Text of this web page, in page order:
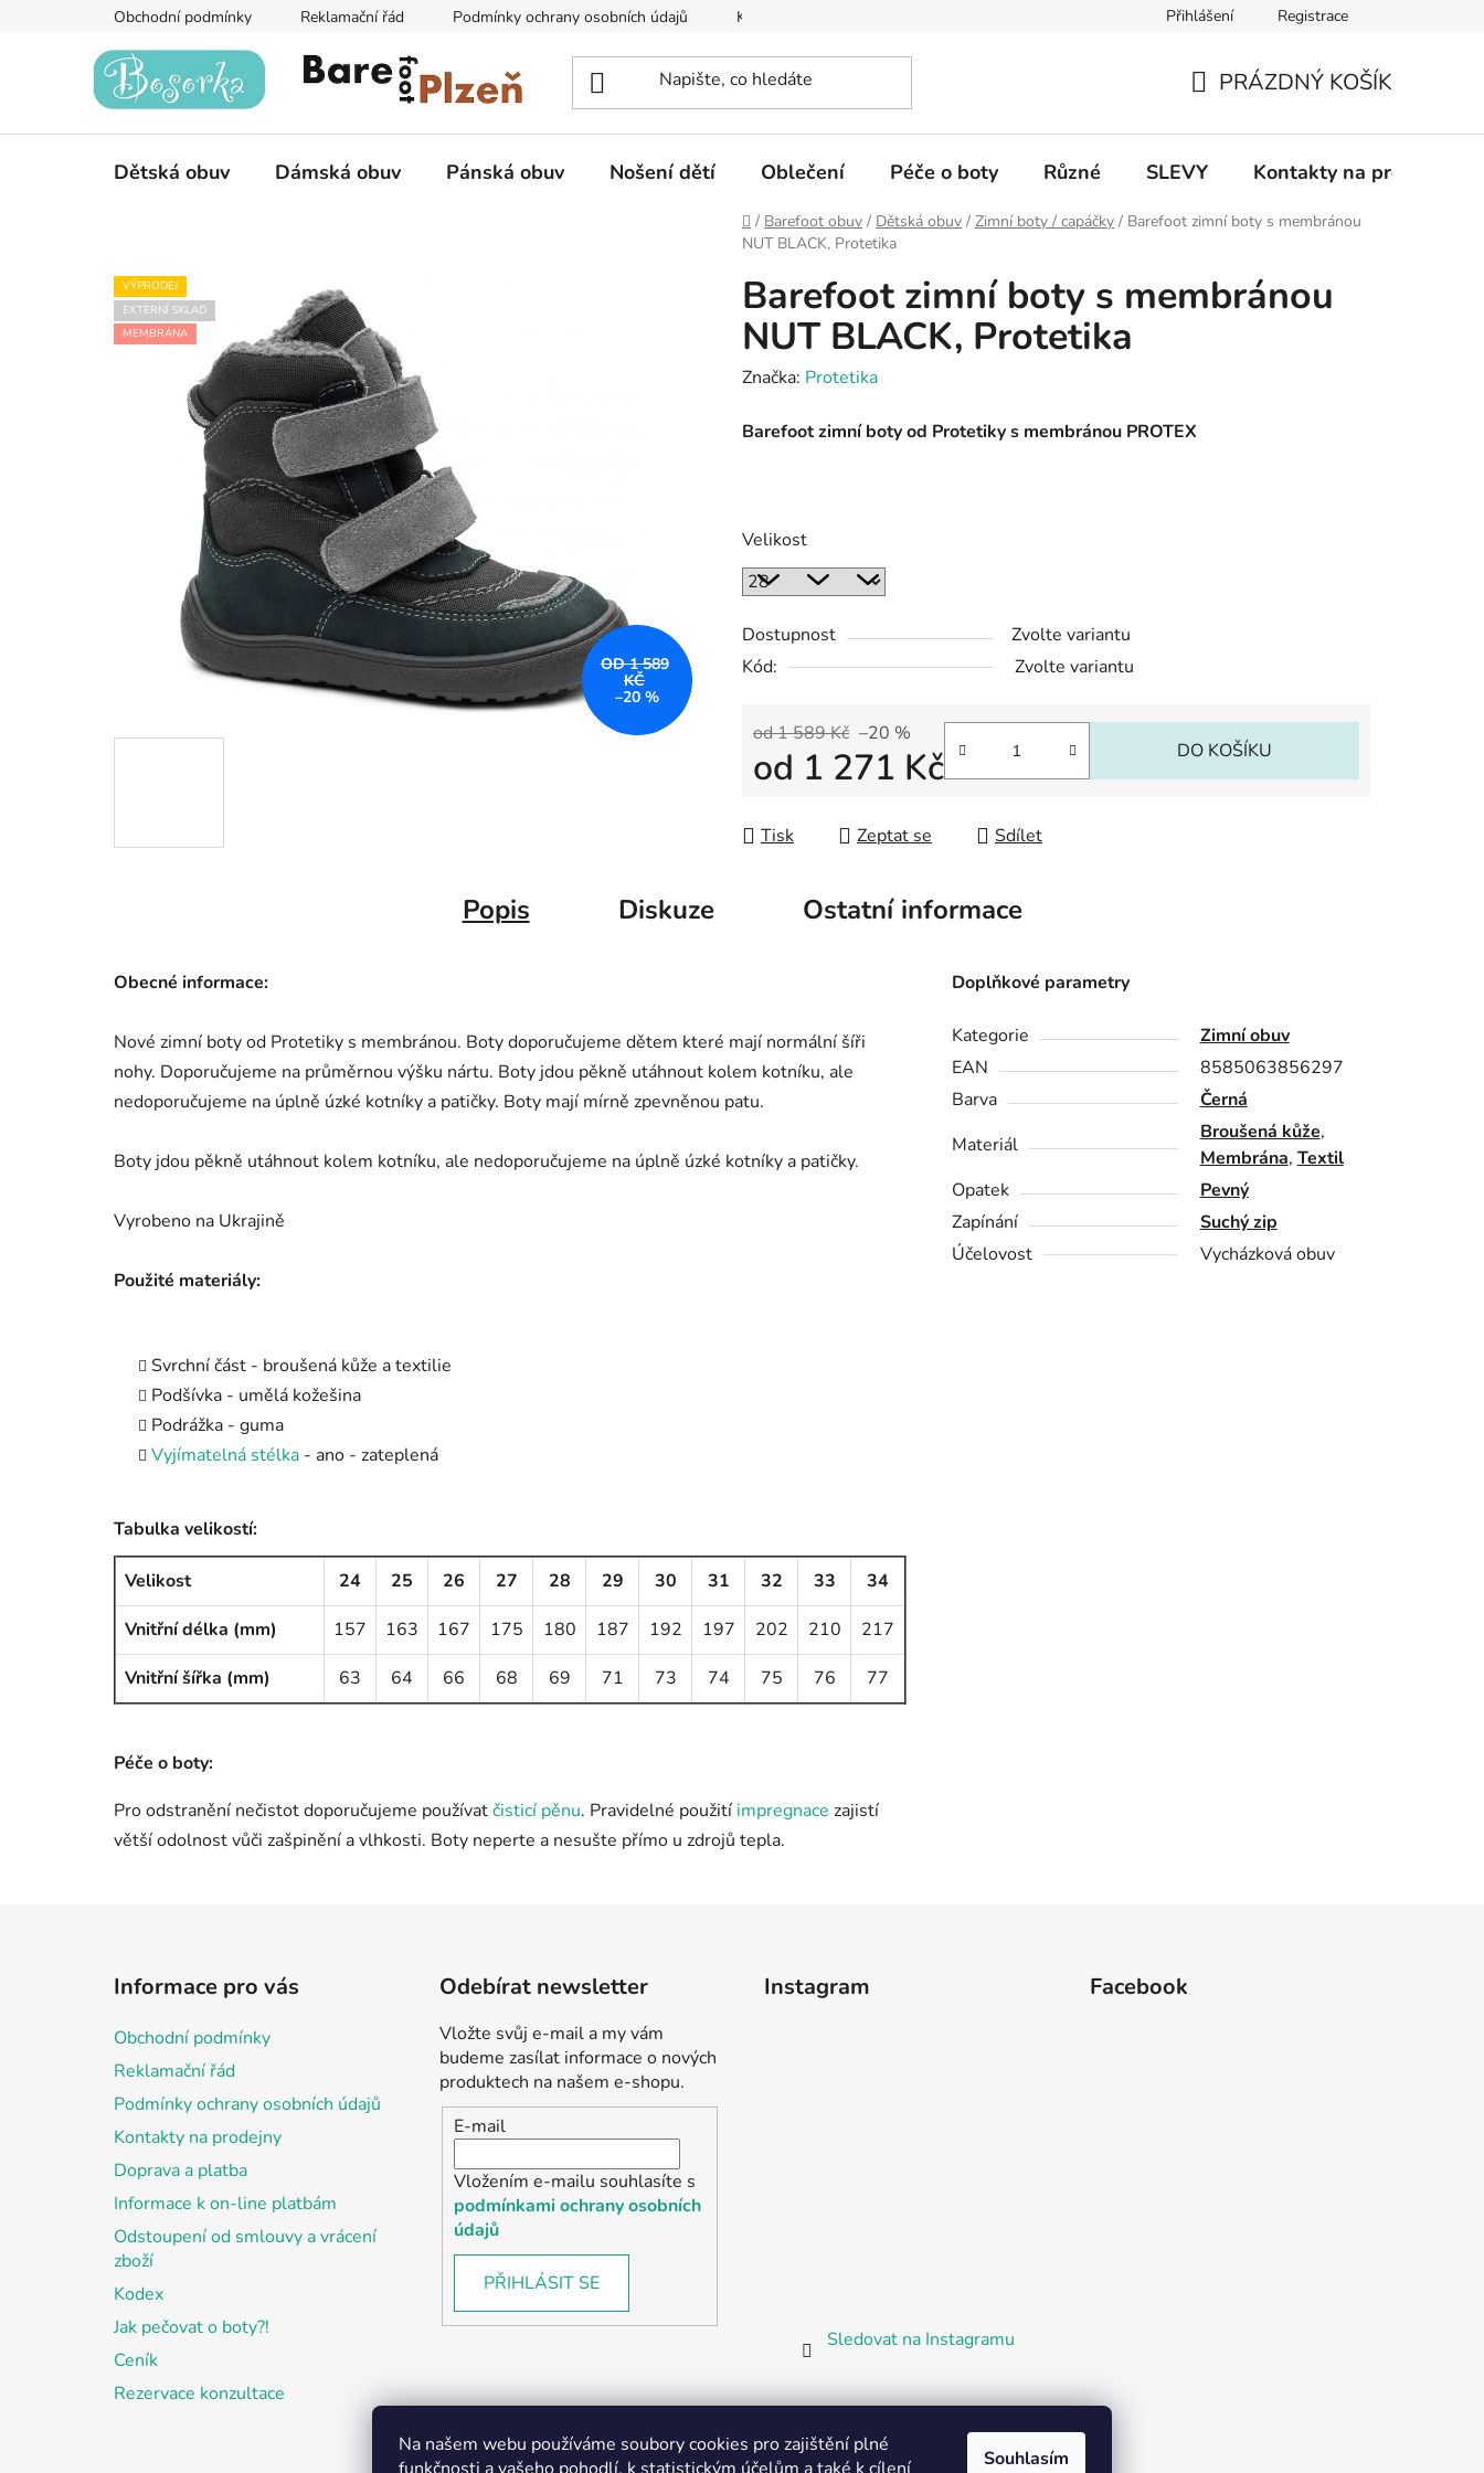
Na našem webu používáme soubory cookies pro zajištění plné
Souhlasím
Obchodní podmínky Reklamační řád Podmínky ochrany osobních údajů Kontakty na prodejny Informace k on-line platbám Odstoupení od
Přihlášení Registrace
KOŠÍK
PRÁZDNÝ KOŠÍK
Dětská obuv Dámská obuv Pánská obuv Nošení dětí Oblečení Péče o boty Různé SLEVY Kontakty na prodejny
Domů
/ Barefoot obuv / Dětská obuv / Zimní boty / capáčky / Barefoot zimní boty s membránou
NUT BLACK, Protetika
Barefoot zimní boty s membránou
NUT BLACK, Protetika
Značka: Protetika
Barefoot zimní boty od Protetiky s membránou PROTEX
Velikost
Dostupnost
Zvolte variantu
Kód:
Zvolte variantu
od 1 589 Kč –20 %
od 1 271 Kč DO KOŠÍKU
Tisk Zeptat se Sdílet
VÝPRODEJ
EXTERNÍ SKLAD
MEMBRÁNA
OD 1 589
KČ
–20 %
Popis Diskuze Ostatní informace
Obecné informace:
Nové zimní boty od Protetiky s membránou. Boty doporučujeme dětem které mají normální šíři
nohy. Doporučujeme na průměrnou výšku nártu. Boty jdou pěkně utáhnout kolem kotníku, ale
nedoporučujeme na úplně úzké kotníky a patičky. Boty mají mírně zpevněnou patu.
Boty jdou pěkně utáhnout kolem kotníku, ale nedoporučujeme na úplně úzké kotníky a patičky.
Vyrobeno na Ukrajině
Použité materiály:
Svrchní část - broušená kůže a textilie
Podšívka - umělá kožešina
Podrážka - guma
Vyjímatelná stélka - ano - zateplená
Tabulka velikostí:
Velikost 24 25 26 27 28 29 30 31 32 33
34
Vnitřní délka (mm)
157 163 167 175 180 187 192 197 202 210
217
Vnitřní šířka (mm)
63 64 66 68 69 71 73 74 75 76 77
Péče o boty:
Pro odstranění nečistot doporučujeme používatčisticí pěnu. Pravidelné použití impregnace zajistí
větší odolnost vůči zašpinění a vlhkosti. Boty neperte a nesušte přímo u zdrojů tepla.
Doplňkové parametry
Kategorie
Zimní obuv
EAN
8585063856297
Barva
Černá
Materiál
Broušená kůže,
Membrána, Textil
Opatek
Pevný
Zapínání
Suchý zip
Účelovost
Vycházková obuv
Informace pro vás
Obchodní podmínky
Reklamační řád
Podmínky ochrany osobních údajů
Kontakty na prodejny
Doprava a platba
Informace k on-line platbám
Odstoupení od smlouvy a vrácení
zboží
Kodex
Jak pečovat o boty?!
Ceník
Rezervace konzultace
Odebírat newsletter
Vložte svůj e-mail a my vám
budeme zasílat informace o nových
produktech na našem e-shopu.
E-mail
Vložením e-mailu souhlasíte s
podmínkami ochrany osobních
údajů
PŘIHLÁSIT SE
Instagram
Sledovat na Instagramu
Facebook